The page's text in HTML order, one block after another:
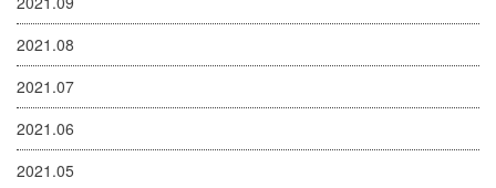
2021.08
2021.07
2021.06
2021.05